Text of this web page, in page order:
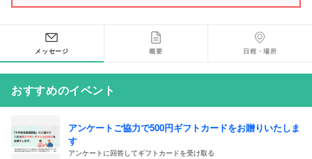
メッセージ 概要 日程・場所
おすすめのイベント
アンケートご協力で500円ギフトカードをお贈りいたしま
す
アンケートに回答してギフトカードを受け取る